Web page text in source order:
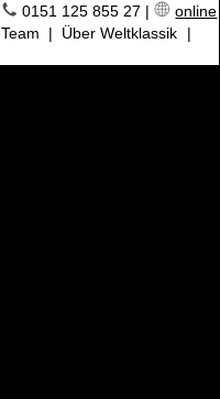
0151 125 855 27 |
online
Team | Über Weltklassik
|